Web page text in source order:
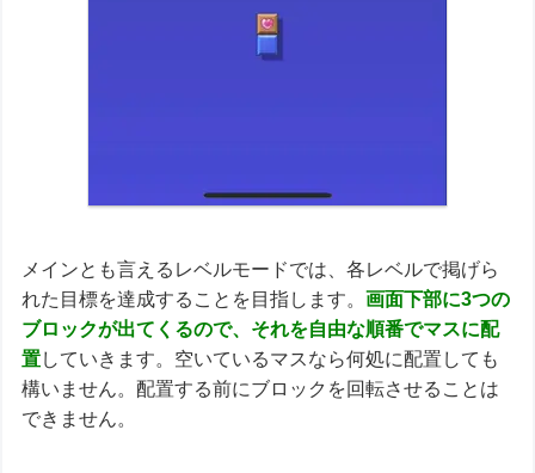
メインとも言えるレベルモードでは、各レベルで掲げら
れた目標を達成することを目指します。画面下部に3つの
ブロックが出てくるので、それを自由な順番でマスに配
置していきます。空いているマスなら何処に配置しても
構いません。配置する前にブロックを回転させることは
できません。